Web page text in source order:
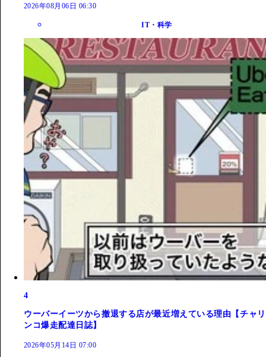
2026年08月06日 06:30
IT・科学
4
ウーバーイーツから撤退する店が最近増えている理由【チャリ
ンコ爆走配達日誌】
2026年05月14日 07:00